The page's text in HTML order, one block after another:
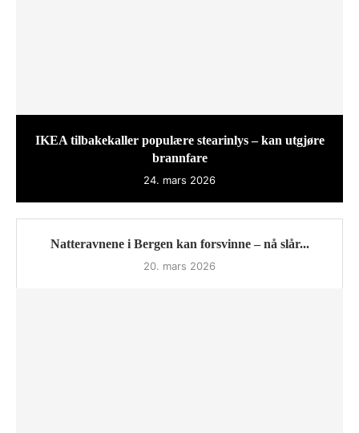
IKEA tilbakekaller populære stearinlys – kan utgjøre
brannfare
24. mars 2026
Natteravnene i Bergen kan forsvinne – nå slår...
20. mars 2026